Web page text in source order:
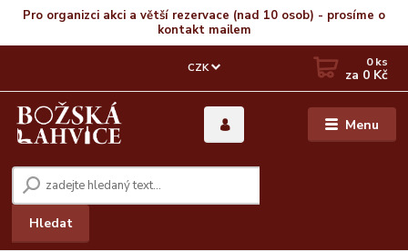
Pro organizci akci a větší rezervace (nad 10 osob) - prosíme o
kontakt mailem
Menu
CZK
Hledat
0ks
za 0 Kč